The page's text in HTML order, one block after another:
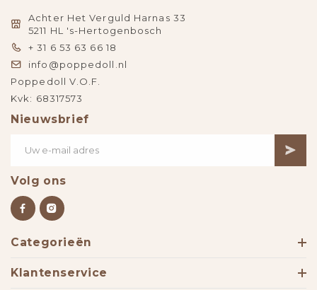
Achter Het Verguld Harnas 33
5211 HL 's-Hertogenbosch
+ 31 6 53 63 66 18
info@poppedoll.nl
Poppedoll V.O.F.
Kvk: 68317573
Nieuwsbrief
Volg ons
Categorieën
Klantenservice